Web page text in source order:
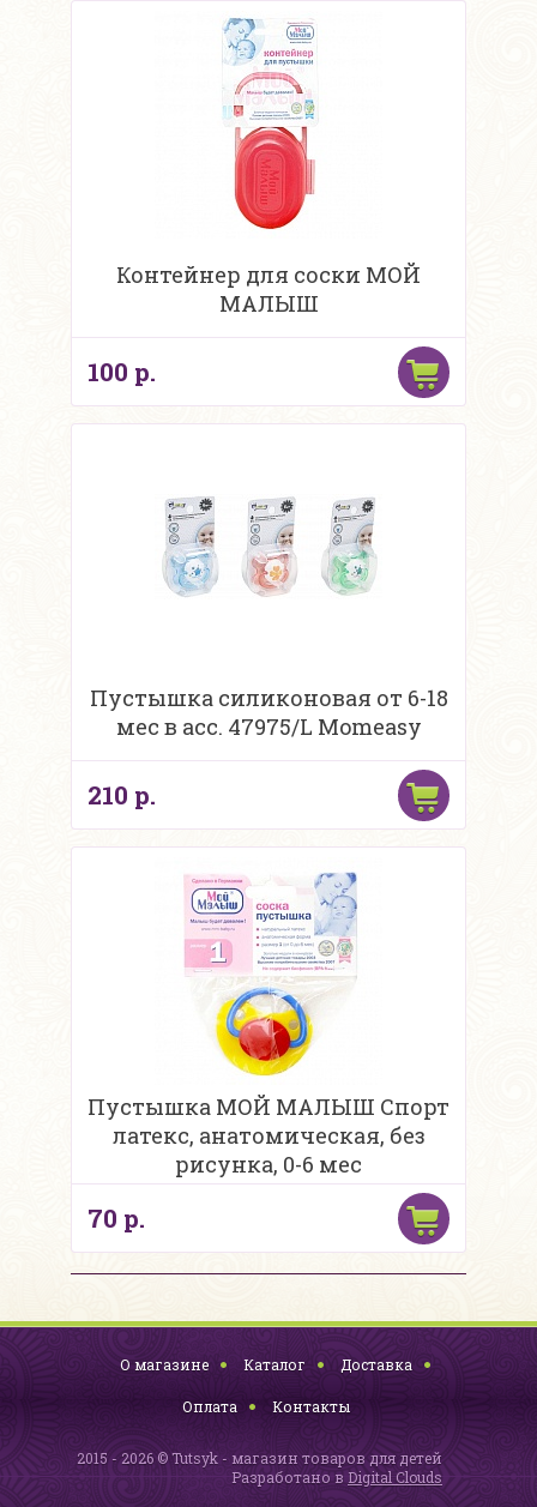
Контейнер для соски МОЙ
МАЛЫШ
100 р.
Пустышка силиконовая от 6-18
мес в асс. 47975/L Momeasy
210 р.
Пустышка МОЙ МАЛЫШ Спорт
латекс, анатомическая, без
рисунка, 0-6 мес
70 р.
О магазине Каталог Доставка
Оплата Контакты
2015 - 2026 © Tutsyk - магазин товаров для детей
Разработано в Digital Clouds